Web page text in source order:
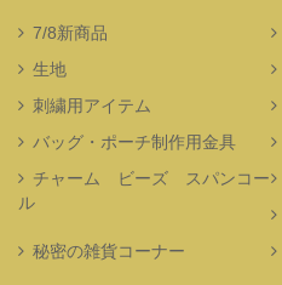
7/8新商品
生地
刺繍用アイテム
バッグ・ポーチ制作用金具
チャーム ビーズ スパンコー
ル
秘密の雑貨コーナー